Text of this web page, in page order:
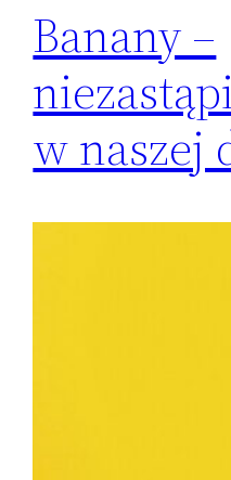
Banany –
w naszej